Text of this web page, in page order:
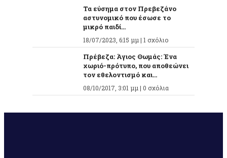
Τα εύσημα στον Πρεβεζάνο
αστυνομικό που έσωσε το
μικρό παιδί...
18/07/2023, 6:15 μμ | 1 σχόλιο
Πρέβεζα: Άγιος Θωμάς: Ένα
χωριό-πρότυπο, που αποθεώνει
τον εθελοντισμό και...
08/10/2017, 3:01 μμ | 0 σχόλια